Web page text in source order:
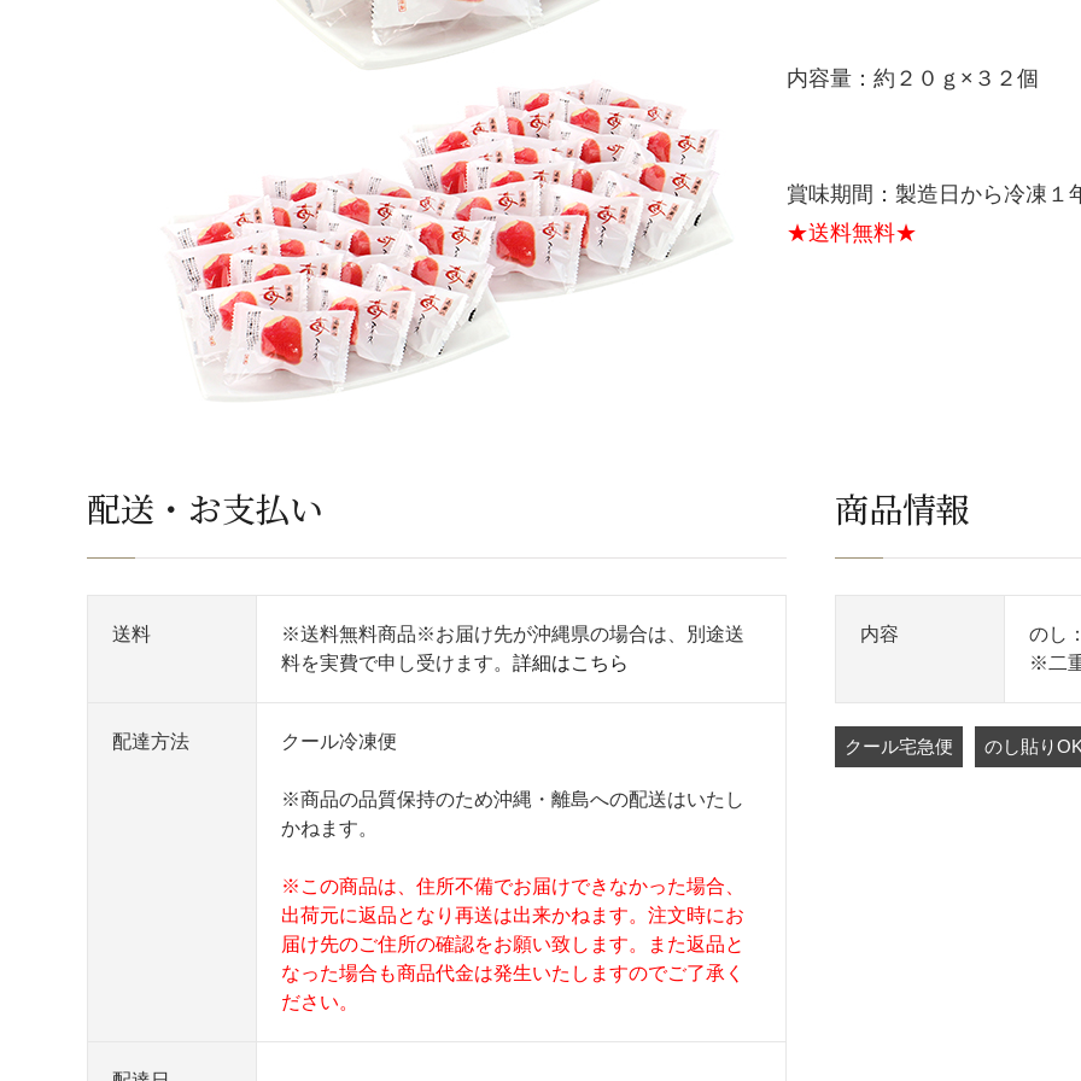
内容量：約２０ｇ×３２個
賞味期間：製造日から冷凍１
★送料無料★
配送・お支払い
送料
※送料無料商品※お届け先が沖縄県の場合は、別途送
料を実費で申し受けます。 詳細はこちら
配達方法 クール冷凍便
※商品の品質保持のため沖縄・離島への配送はいたし
かねます。
※この商品は、住所不備でお届けできなかった場合、
出荷元に返品となり再送は出来かねます。注文時にお
届け先のご住所の確認をお願い致します。また返品と
なった場合も商品代金は発生いたしますのでご了承く
ださい。
商品情報
内容
のし
※二
クール宅急便 のし貼り